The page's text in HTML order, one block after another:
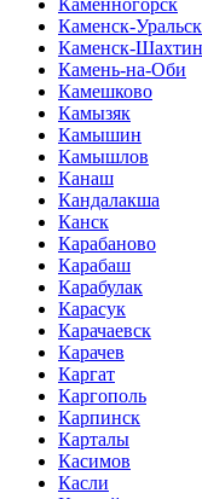
Каменногорск
Каменск-
Каменск-
Камень-на-Оби
Камешково
Камызяк
Камышин
Камышлов
Канаш
Кандалакша
Канск
Карабаново
Карабаш
Карабулак
Карасук
Карачаевск
Карачев
Каргат
Каргополь
Карпинск
Карталы
Касимов
Касли